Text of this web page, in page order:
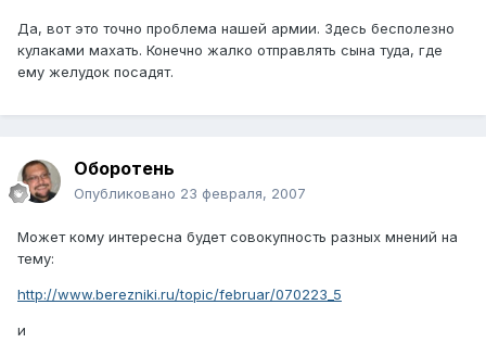
Да, вот это точно проблема нашей армии. Здесь бесполезно
кулаками махать. Конечно жалко отправлять сына туда, где
ему желудок посадят.
Оборотень
Опубликовано 23 февраля, 2007
Может кому интересна будет совокупность разных мнений на
тему:
http://www.berezniki.ru/topic/februar/070223_5
и